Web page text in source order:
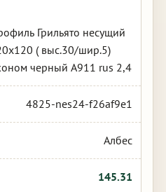
Грильято несущий
( выс.30/шир.5)
черный А911 rus 2,4
4825-nes24-f26af9e1
Албес
145.31